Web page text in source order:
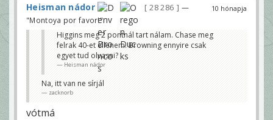
10 hónapja
Heisman nádor 28 286
—
"Montoya por favor!"
Higgins meg 2 pontnál tart nálam. Chase meg
felrak 40-et ellenem. Browning ennyire csak
egyet tud olvasni?
Heisman nádor
Na, itt van ne sírjál
zacknorb
vótmá